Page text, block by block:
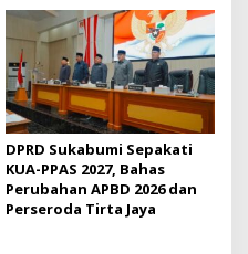
DPRD Sukabumi Sepakati
KUA-PPAS 2027, Bahas
Perubahan APBD 2026 dan
Perseroda Tirta Jaya